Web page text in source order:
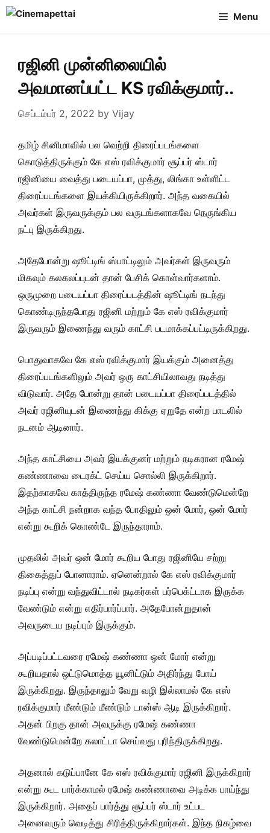
Skip
Menu
ரஜினி முன்னிலையில்
அவமானப்பட்ட KS ரவிக்குமார்..
செப்டம்பர் 2, 2022 by Vijay
தமிழ் சினிமாவில் பல வெற்றி திரைப்படங்களை
கொடுத்திருக்கும் கே எஸ் ரவிக்குமார் சூப்பர் ஸ்டார்
ரஜினியை வைத்து படையப்பா, முத்து, லிங்கா உள்ளிட்ட
திரைப்படங்களை இயக்கியிருக்கிறார். அந்த வகையில்
அவர்கள் இருவருக்கும் பல வருடங்களாகவே நெருங்கிய
நட்பு இருக்கிறது.
அதேபோன்று ஷூட்டிங் ஸ்பாட்டிலும் அவர்கள் இருவரும்
மிகவும் கலகலப்புடன் தான் பேசிக் கொள்வார்களாம்.
ஒருமுறை படையப்பா திரைப்படத்தின் ஷூட்டிங் நடந்து
கொண்டிருந்தபோது ரஜினி மற்றும் கே எஸ் ரவிக்குமார்
இருவரும் இணைந்து வரும் காட்சி படமாக்கப்பட்டிருக்கிறது.
பொதுவாகவே கே எஸ் ரவிக்குமார் இயக்கும் அனைத்து
திரைப்படங்களிலும் அவர் ஒரு காட்சியிலாவது நடித்து
விடுவார். அதே போன்று தான் படையப்பா திரைப்படத்தில்
அவர் ரஜினியுடன் இணைந்து கிக்கு ஏறுதே என்ற பாடலில்
நடனம் ஆடினார்.
அந்த காட்சியை அவர் இயக்குனர் மற்றும் நடிகரான ரமேஷ்
கண்ணாவை டைரக்ட் செய்ய சொல்லி இருக்கிறார்.
இதற்காகவே காத்திருந்த ரமேஷ் கண்ணா வேண்டுமென்றே
அந்த காட்சி நன்றாக வந்த போதிலும் ஒன் மோர், ஒன் மோர்
என்று கூறிக் கொண்டே இருந்தாராம்.
முதலில் அவர் ஒன் மோர் கூறிய போது ரஜினியே சற்று
திகைத்துப் போனாராம். ஏனென்றால் கே எஸ் ரவிக்குமார்
நடிப்பு என்று வந்துவிட்டால் நடிகர்கள் பர்பெக்ட்டாக இருக்க
வேண்டும் என்று எதிர்பார்ப்பார். அதேபோன்றுதான்
அவருடைய நடிப்பும் இருக்கும்.
அப்படிப்பட்டவரை ரமேஷ் கண்ணா ஒன் மோர் என்று
கூறியதால் ஒட்டுமொத்த யூனிட்டும் அதிர்ந்து போய்
இருக்கிறது. இருந்தாலும் வேறு வழி இல்லாமல் கே எஸ்
ரவிக்குமார் மீண்டும் மீண்டும் டான்ஸ் ஆடி இருக்கிறார்.
அதன் பிறகு தான் அவருக்கு ரமேஷ் கண்ணா
வேண்டுமென்றே கலாட்டா செய்வது புரிந்திருக்கிறது.
அதனால் கடுப்பானே கே எஸ் ரவிக்குமார் ரஜினி இருக்கிறார்
என்று கூட பார்க்காமல் ரமேஷ் கண்ணாவை அடிக்க பாய்ந்து
இருக்கிறார். அதைப் பார்த்து சூப்பர் ஸ்டார் உட்பட
அனைவரும் வெடித்து சிரித்திருக்கிறார்கள். இந்த நிகழ்வை